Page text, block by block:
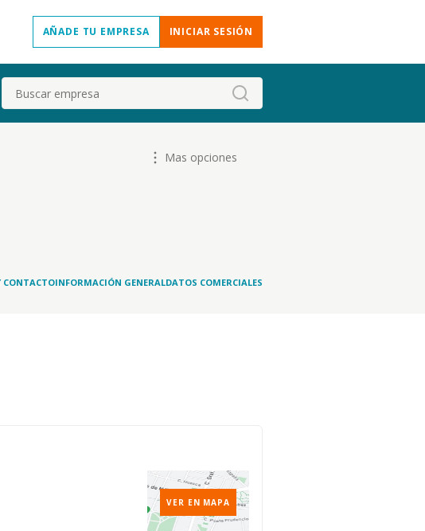
AÑADE TU EMPRESA INICIAR SESIÓN
Buscar
Mas opciones
CONTACTOINFORMACIÓN GENERALDATOS COMERCIALES
VER EN MAPA